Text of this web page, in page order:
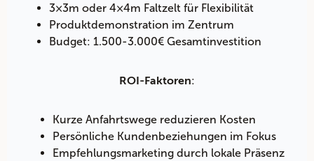
3×3m oder 4×4m Faltzelt für Flexibilität
Produktdemonstration im Zentrum
Budget: 1.500-3.000€ Gesamtinvestition
ROI-Faktoren:
Kurze Anfahrtswege reduzieren Kosten
Persönliche Kundenbeziehungen im Fokus
Empfehlungsmarketing durch lokale Präsenz